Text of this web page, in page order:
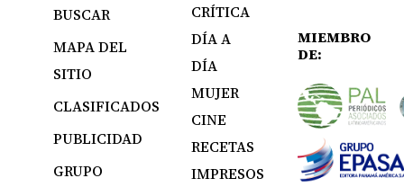
BUSCAR
MAPA DEL
SITIO
CLASIFICADOS
PUBLICIDAD
GRUPO
CRÍTICA
DÍA A
DÍA
MUJER
CINE
RECETAS
IMPRESOS
MIEMBRO
DE: